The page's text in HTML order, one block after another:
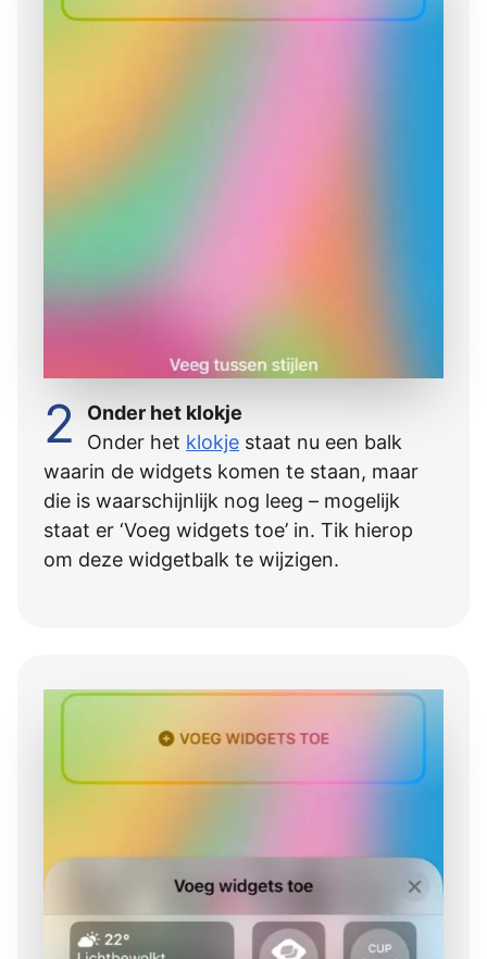
2
Onder het klokje
Onder het klokje staat nu een balk
waarin de widgets komen te staan, maar
die is waarschijnlijk nog leeg – mogelijk
staat er ‘Voeg widgets toe’ in. Tik hierop
om deze widgetbalk te wijzigen.